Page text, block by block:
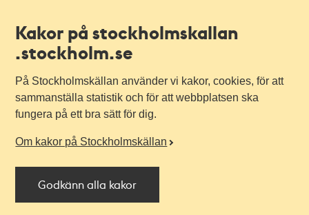
Kakor på stockholmskallan
.stockholm.se
På Stockholmskällan använder vi kakor, cookies, för att
sammanställa statistik och för att webbplatsen ska
fungera på ett bra sätt för dig.
Om kakor på Stockholmskällan
Godkänn alla kakor